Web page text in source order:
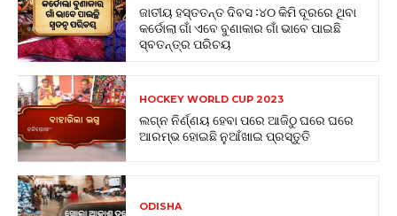
ଜାତୀୟ ହସ୍ତତନ୍ତ ଦିବସ :୪୦ କିମି ଦୂରରେ ଥିବା
କର୍ଡୋଲା ଗାଁ ଏବେ ବୁଣାକାର ଗାଁ ଭାବେ ପାଇଛି
ସ୍ବତନ୍ତ୍ର ପରିଚୟ
HOCKEY WORLD CUP 2023
ଲଗ୍ନ ନିର୍ଣ୍ଣୟ ହେବା ପରେ ଆଜିଠୁ ଘରେ ଘରେ
ଆରମ୍ଭ ହୋଇଛି ନୁଆଁଖାଇ ପ୍ରସ୍ତୁତି
ODISHA